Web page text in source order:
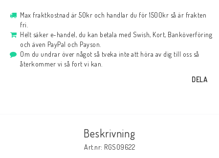
Max fraktkostnad är 50kr och handlar du för 1500kr så är frakten
fri.
Helt säker e-handel, du kan betala med Swish, Kort, Banköverföring
och även PayPal och Payson.
Om du undrar över något så tveka inte att höra av dig till oss så
återkommer vi så fort vi kan.
DELA
Beskrivning
Art.nr: RGS09622